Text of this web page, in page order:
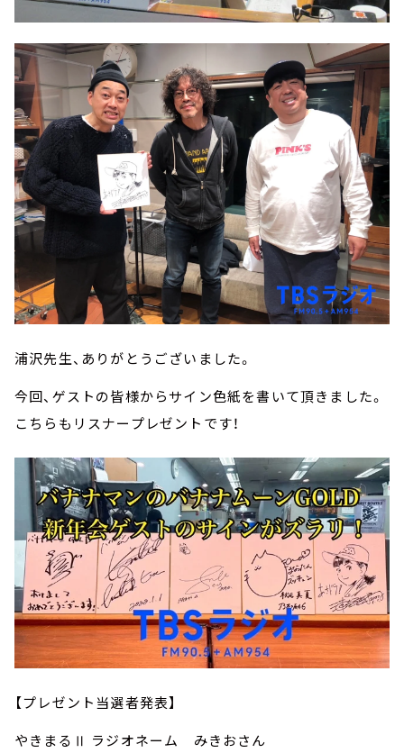
浦沢先生、ありがとうございました。
今回、ゲストの皆様からサイン色紙を書いて頂きました。
こちらもリスナープレゼントです！
【プレゼント当選者発表】
やきまるⅡ ラジオネーム みきおさん